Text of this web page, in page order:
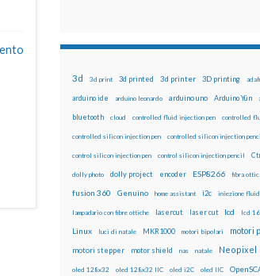
3d 3d print 3d printed 3d printer 3D printing
arduino ide arduino leonardo arduino uno Arduino Yún
bluetooth cloud controlled fluid injection pen controlled
controlled silicon injection pen controlled silicon injection
control silicon injection pen control silicon injection pencil
dolly photo dolly project encoder ESP8266 fibra
fusion 360 Genuino home assistant i2c iniezione
lampadario con fibre ottiche lasercut laser cut lcd lcd
Linux luci di natale MKR1000 motori bipolari motori
motori stepper motor shield nas natale Neopixel
oled 128x32 oled 128x32 IIC oled i2C oled IIC